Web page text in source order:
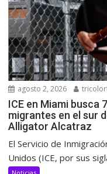
agosto 2, 2026
ICE en Miami busca
migrantes en el sur
Alligator Alcatraz
El Servicio de
Unidos (ICE, por sus